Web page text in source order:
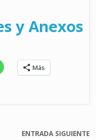
y Anexos
Más
ENTRADA SIGUIENTE